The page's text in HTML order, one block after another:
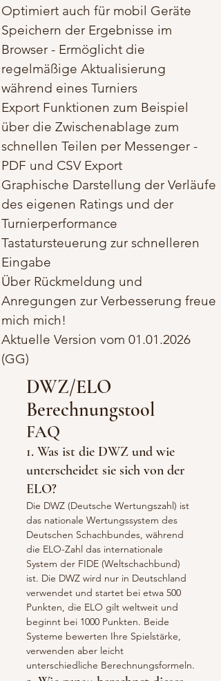
Optimiert auch für mobil Geräte
Speichern der Ergebnisse im
Browser - Ermöglicht die
regelmäßige Aktualisierung
während eines Turniers
Export Funktionen zum Beispiel
über die Zwischenablage zum
schnellen Teilen per Messenger -
PDF und CSV Export
Graphische Darstellung der Verläufe
des eigenen Ratings und der
Turnierperformance
Tastatursteuerung zur schnelleren
Eingabe​
Über Rückmeldung und
Anregungen zur Verbesserung freue
mich mich!
Aktuelle Version vom 01.01.2026
(GG)
DWZ/ELO
Berechnungstool
FAQ
1. Was ist die DWZ und wie
unterscheidet sie sich von der
ELO?
Die DWZ (Deutsche Wertungszahl) ist
das nationale Wertungssystem des
Deutschen Schachbundes, während
die ELO-Zahl das internationale
System der FIDE (Weltschachbund)
ist. Die DWZ wird nur in Deutschland
verwendet und startet bei etwa 500
Punkten, die ELO gilt weltweit und
beginnt bei 1000 Punkten. Beide
Systeme bewerten Ihre Spielstärke,
verwenden aber leicht
unterschiedliche Berechnungsformeln.